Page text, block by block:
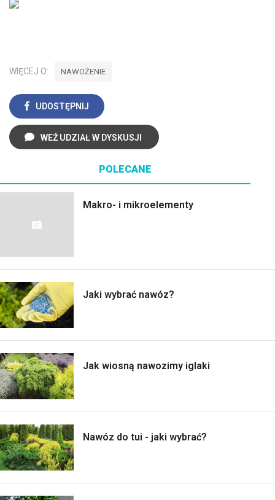
WIĘCEJ O: NAWOŻENIE
UDOSTĘPNIJ
WEŹ UDZIAŁ W DYSKUSJI
POLECANE
Makro- i mikroelementy
Jaki wybrać nawóz?
Jak wiosną nawozimy iglaki
Nawóz do tui - jaki wybrać?